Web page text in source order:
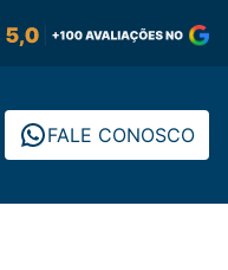
FALE CONOSCO